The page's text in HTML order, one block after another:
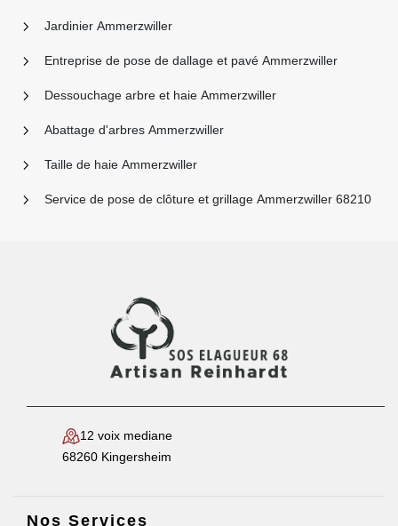
Jardinier Ammerzwiller
Entreprise de pose de dallage et pavé Ammerzwiller
Dessouchage arbre et haie Ammerzwiller
Abattage d'arbres Ammerzwiller
Taille de haie Ammerzwiller
Service de pose de clôture et grillage Ammerzwiller 68210
12 voix mediane
68260 Kingersheim
Nos Services